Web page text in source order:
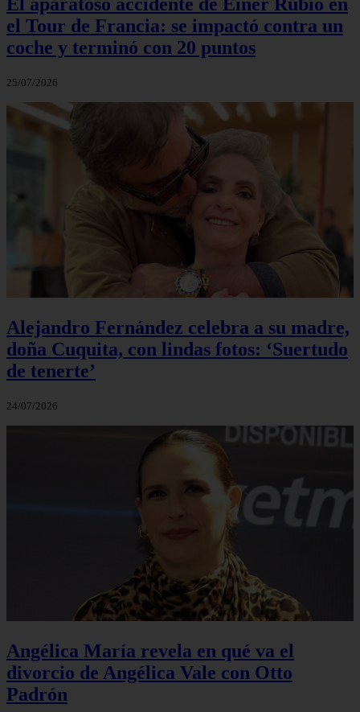
el Tour de Francia: se impactó contra un
coche y terminó con 20 puntos
25/07/2026
Alejandro Fernández celebra a su madre,
doña Cuquita, con lindas fotos: ‘Suertudo
de tenerte’
24/07/2026
Angélica María revela en qué va el
divorcio de Angélica Vale con Otto
Padrón